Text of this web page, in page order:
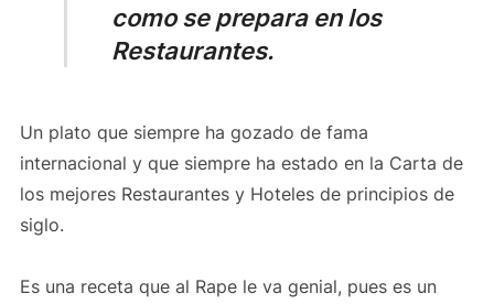
como se prepara en los
Restaurantes.
Un plato que siempre ha gozado de fama
internacional y que siempre ha estado en la Carta de
los mejores Restaurantes y Hoteles de principios de
siglo.
Es una receta que al Rape le va genial, pues es un